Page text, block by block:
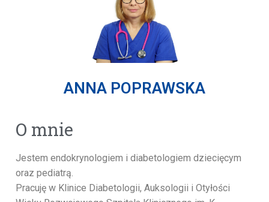
ANNA POPRAWSKA
O mnie
Jestem endokrynologiem i diabetologiem dziecięcym
oraz pediatrą.
Pracuję w Klinice Diabetologii, Auksologii i Otyłości